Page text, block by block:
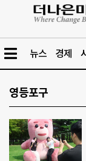
뉴스 경제
영등포구